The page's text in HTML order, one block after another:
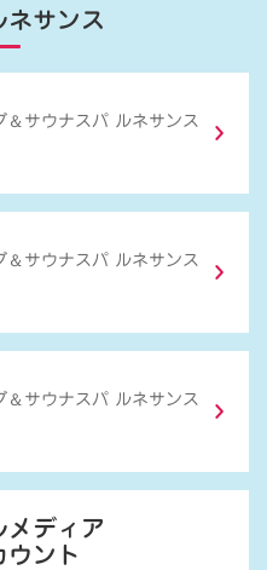
ネサンス
＆ サウナスパ ルネサンス
＆ サウナスパ ルネサンス
＆ サウナスパ ルネサンス
メディア
ウント